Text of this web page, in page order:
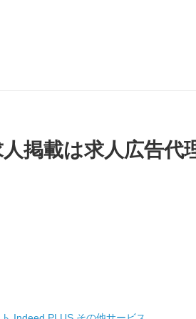
掲載は求人広告代